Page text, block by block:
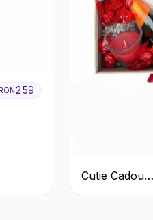
RON259
Cutie Cadou
Romantică cu